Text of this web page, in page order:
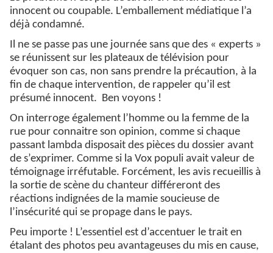
innocent ou coupable. L’emballement médiatique l’a
déjà condamné.
Il ne se passe pas une journée sans que des « experts »
se réunissent sur les plateaux de télévision pour
évoquer son cas, non sans prendre la précaution, à la
fin de chaque intervention, de rappeler qu’il est
présumé innocent. Ben voyons !
On interroge également l’homme ou la femme de la
rue pour connaitre son opinion, comme si chaque
passant lambda disposait des pièces du dossier avant
de s’exprimer. Comme si la Vox populi avait valeur de
témoignage irréfutable. Forcément, les avis recueillis à
la sortie de scène du chanteur différeront des
réactions indignées de la mamie soucieuse de
l’insécurité qui se propage dans le pays.
Peu importe ! L’essentiel est d’accentuer le trait en
étalant des photos peu avantageuses du mis en cause,